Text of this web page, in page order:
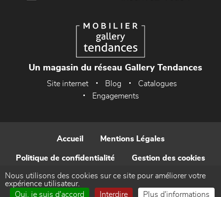
Un magasin du réseau Gallery Tendances
Site internet Blog
Catalogues
Engagements
Accueil Mentions Légales
Politique de confidentialité Gestion des cookies
Contact
Nous utilisons des cookies sur ce site pour améliorer votre
expérience utilisateur.
Oui, je suis d'accord
Interdire Plus d'informations